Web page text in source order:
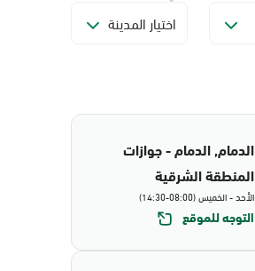
اختيار المدينة
الدمام, الدمام - جوازات
المنطقة الشرقية
الأحد - الخميس (08:00-14:30)
التوجه للموقع